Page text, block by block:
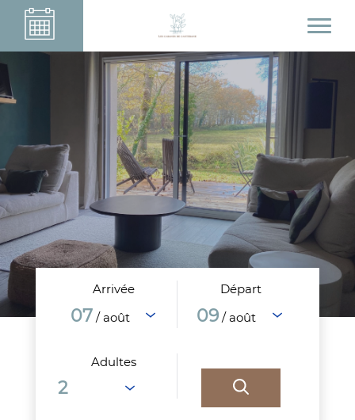
Arrivée
07 / août
Départ
09 / août
Adultes